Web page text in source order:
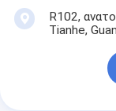
R102,
Tianhe,